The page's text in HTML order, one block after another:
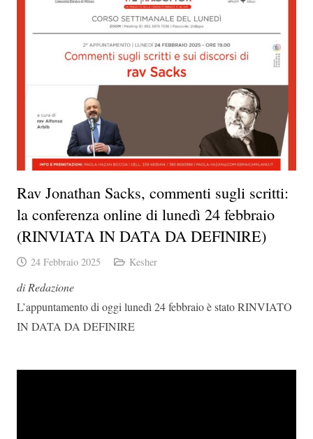
Rav Jonathan Sacks, commenti sugli scritti:
la conferenza online di lunedì 24 febbraio
(RINVIATA IN DATA DA DEFINIRE)
24 Febbraio 2025 Kesher
di Redazione
L’appuntamento di oggi lunedì 24 febbraio è stato RINVIATO
IN DATA DA DEFINIRE